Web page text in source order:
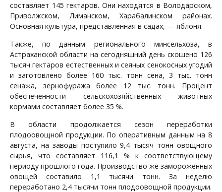
составляет 145 гектаров. Они находятся в Володарском,
Приволжском, Лиманском, Харабалинском районах.
Основная культура, представленная в садах, — яблоня.
Также, по данным регионального минсельхоза, в
Астраханской области на сегодняшний день скошено 126
тысяч гектаров естественных и сеяных сенокосных угодий
и заготовлено более 160 тыс. тонн сена, 3 тыс. тонн
сенажа, зернофуража более 12 тыс. тонн. Процент
обеспеченности сельскохозяйственных животных
кормами составляет более 35 %.
В области продолжается сезон переработки
плодоовощной продукции. По оперативным данным на 8
августа, на заводы поступило 9,4 тысяч тонн овощного
сырья, что составляет 116,1 % к соответствующему
периоду прошлого года. Производство же замороженных
овощей составило 1,1 тысячи тонн. За неделю
переработано 2,4 тысячи тонн плодоовощной продукции.